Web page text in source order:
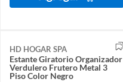
HD HOGAR SPA
Estante Giratorio Organizador
Verdulero Frutero Metal 3
Piso Color Negro